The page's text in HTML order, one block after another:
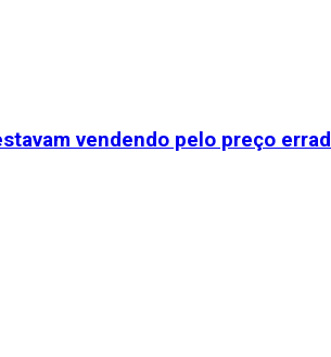
vendendo pelo preço